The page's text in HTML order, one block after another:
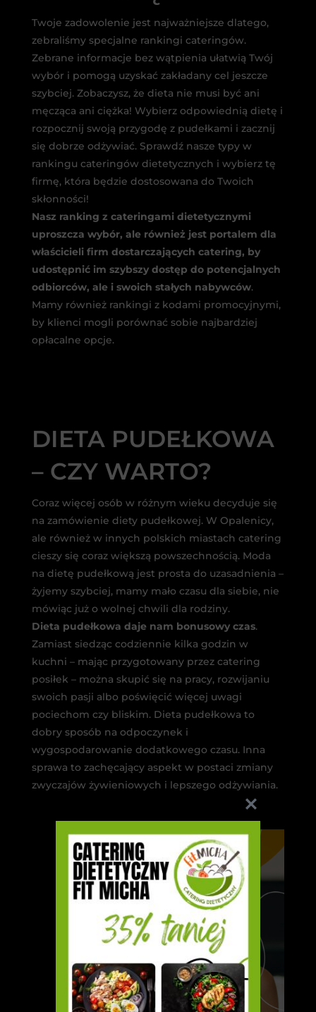
Twoje zadowolenie jest najważniejsze dlatego,
zebraliśmy specjalne rankingi cateringów.
Zebrane informacje bez wątpienia ułatwią Twój
wybór i pomogą uzyskać zakładany cel jeszcze
szybciej. Zobaczysz, że dieta nie musi być ani
męcząca ani ciężka! Wybierz odpowiednią dietę i
rozpocznij swoją przygodę z pudełkami i zacznij
się dobrze odżywiać. Sprawdź nasze typy w
rankingu cateringów dietetycznych i wybierz tę
firmę, która będzie dostosowana do Twoich
skłonności!
Nasz ranking z cateringami dietetycznymi
uproszcza wybór, ale również jest portalem dla
właścicieli firm dostarczających catering, by
udostępnić im szybszy dostęp do potencjalnych
odbiorców, ale i swoich stałych nabywców.
Mamy również rankingi z kodami promocyjnymi,
by klienci mogli porównać sobie najbardziej
opłacalne opcje.
DIETA PUDEŁKOWA
– CZY WARTO?
Coraz więcej osób w różnym wieku decyduje się
na zamówienie diety pudełkowej. W Opalenicy,
ale również w innych polskich miastach catering
cieszy się coraz większą powszechnością. Moda
na dietę pudełkową jest prosta do uzasadnienia –
żyjemy szybciej, mamy mało czasu dla siebie, nie
mówiąc już o wolnej chwili dla rodziny.
Dieta pudełkowa daje nam bonusowy czas.
Zamiast siedząc codziennie kilka godzin w
kuchni – mając przygotowany przez catering
posiłek – można skupić się na pracy, rozwijaniu
swoich pasji albo poświęcić więcej uwagi
pociechom czy bliskim. Dieta pudełkowa to
dobry sposób na odpoczynek i
wygospodarowanie dodatkowego czasu. Inna
sprawa to zachęcający aspekt w postaci zmiany
zwyczajów żywieniowych i lepszego odżywiania.